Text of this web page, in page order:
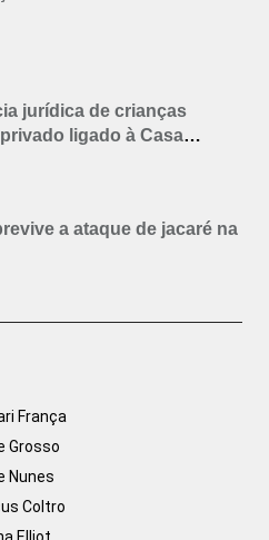
jurídica de crianças
ligado à Casa
a ataque de jacaré na
França
Grosso
Nunes
Coltro